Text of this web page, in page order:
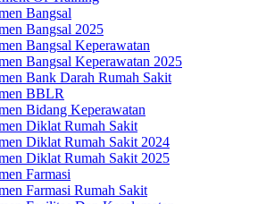
Bangsal
Bangsal 2025
Bangsal Keperawatan
Bangsal Keperawatan 2025
Bank Darah Rumah Sakit
BBLR
Bidang Keperawatan
Diklat Rumah Sakit
Diklat Rumah Sakit 2024
Diklat Rumah Sakit 2025
Farmasi
Farmasi Rumah Sakit